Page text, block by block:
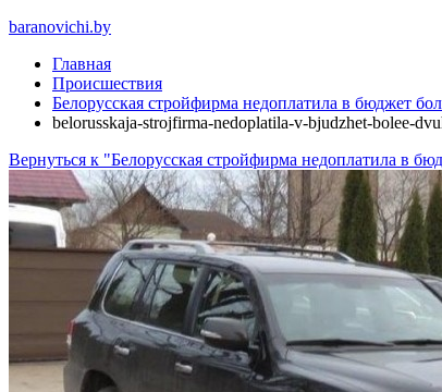
baranovichi.by
Главная
Происшествия
Белорусская стройфирма недоплатила в бюджет
belorusskaja-strojfirma-nedoplatila-v-bjudzhet-bolee-
Вернуться к "Белорусская стройфирма недоплатила в